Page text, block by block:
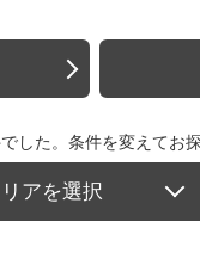
した。条件を変えてお探
アを選択